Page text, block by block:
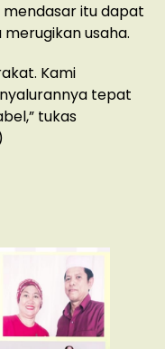
mendasar itu dapat
usaha.
Kami
tepat
tukas